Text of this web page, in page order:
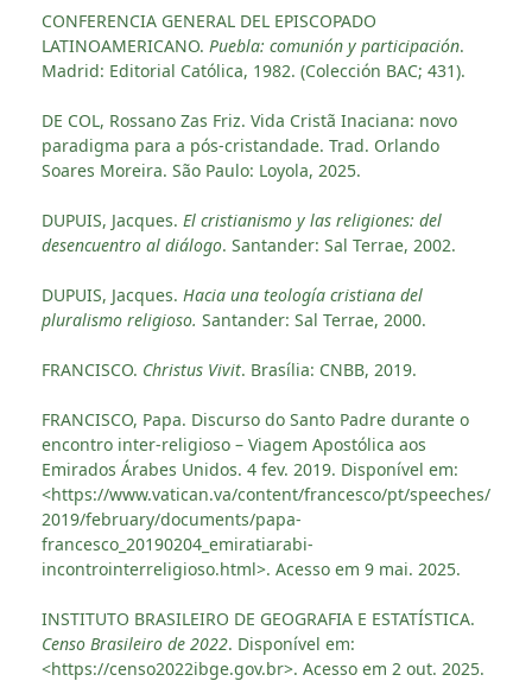
CONFERENCIA GENERAL DEL EPISCOPADO
LATINOAMERICANO. Puebla: comunión y participación.
Madrid: Editorial Católica, 1982. (Colección BAC; 431).
DE COL, Rossano Zas Friz. Vida Cristã Inaciana: novo
paradigma para a pós-cristandade. Trad. Orlando
Soares Moreira. São Paulo: Loyola, 2025.
DUPUIS, Jacques. El cristianismo y las religiones: del
desencuentro al diálogo. Santander: Sal Terrae, 2002.
DUPUIS, Jacques. Hacia una teología cristiana del
pluralismo religioso. Santander: Sal Terrae, 2000.
FRANCISCO. Christus Vivit. Brasília: CNBB, 2019.
FRANCISCO, Papa. Discurso do Santo Padre durante o
encontro inter-religioso – Viagem Apostólica aos
Emirados Árabes Unidos. 4 fev. 2019. Disponível em:
<https://www.vatican.va/content/francesco/pt/speeches/
2019/february/documents/papa-
francesco_20190204_emiratiarabi-
incontrointerreligioso.html>. Acesso em 9 mai. 2025.
INSTITUTO BRASILEIRO DE GEOGRAFIA E ESTATÍSTICA.
Censo Brasileiro de 2022. Disponível em:
<https://censo2022ibge.gov.br>. Acesso em 2 out. 2025.